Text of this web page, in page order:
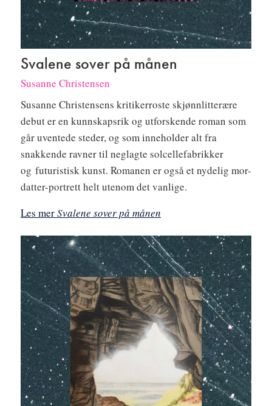
Svalene sover på månen
Susanne Christensen
Susanne Christensens kritikerroste skjønnlitterære
debut er en kunnskapsrik og utforskende roman som
går uventede steder, og som inneholder alt fra
snakkende ravner til neglagte solcellefabrikker
og futuristisk kunst. Romanen er også et nydelig mor-
datter-portrett helt utenom det vanlige.
Les merSvalene sover på månen